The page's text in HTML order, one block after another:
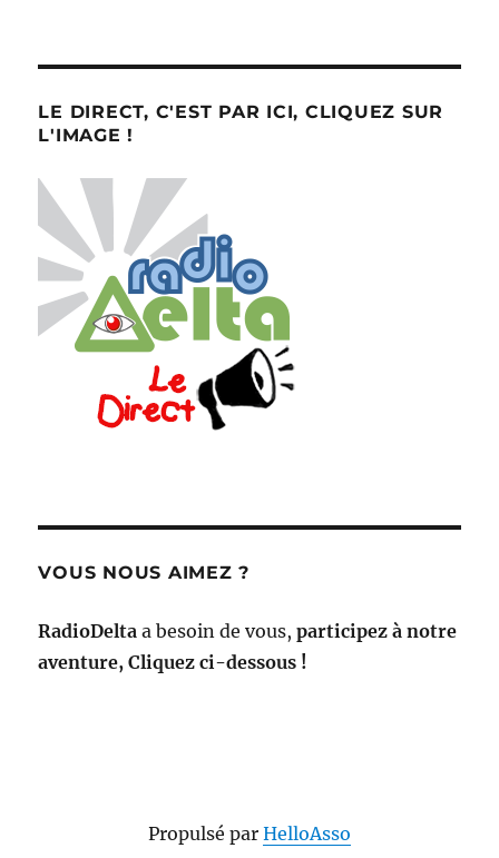
LE DIRECT, C'EST PAR ICI, CLIQUEZ SUR
L'IMAGE !
VOUS NOUS AIMEZ ?
RadioDelta a besoin de vous,participez à notre
aventure, Cliquez ci-dessous !
Propulsé par HelloAsso